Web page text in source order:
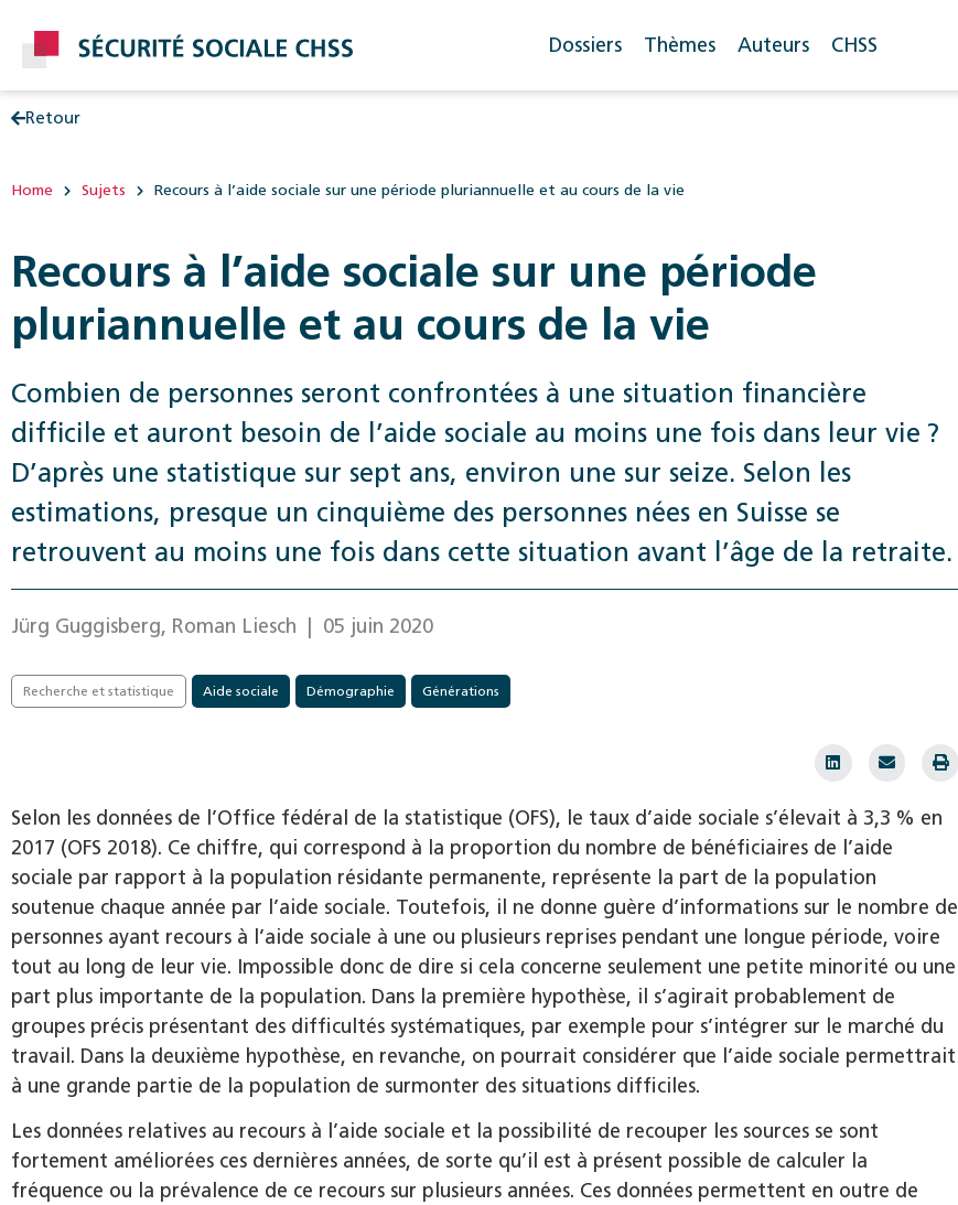
Dossiers Thèmes Auteurs CHSS
Retour
Home Sujets Recours à l’aide sociale sur une période pluriannuelle et au cours de la vie
Recours à l’aide sociale sur une période
pluriannuelle et au cours de la vie
Combien de personnes seront confrontées à une situation financière
difficile et auront besoin de l’aide sociale au moins une fois dans leur vie ?
D’après une statistique sur sept ans, environ une sur seize. Selon les
estimations, presque un cinquième des personnes nées en Suisse se
retrouvent au moins une fois dans cette situation avant l’âge de la retraite.
Jürg Guggisberg, Roman Liesch | 05 juin 2020
Recherche et statistique Aide sociale Démographie Générations
Selon les données de l’Office fédéral de la statistique (OFS), le taux d’aide sociale s’élevait à 3,3 % en
2017 (OFS 2018). Ce chiffre, qui correspond à la proportion du nombre de bénéficiaires de l’aide
sociale par rapport à la population résidante permanente, représente la part de la population
soutenue chaque année par l’aide sociale. Toutefois, il ne donne guère d’informations sur le nombre de
personnes ayant recours à l’aide sociale à une ou plusieurs reprises pendant une longue période, voire
tout au long de leur vie. Impossible donc de dire si cela concerne seulement une petite minorité ou une
part plus importante de la population. Dans la première hypothèse, il s’agirait probablement de
groupes précis présentant des difficultés systématiques, par exemple pour s’intégrer sur le marché du
travail. Dans la deuxième hypothèse, en revanche, on pourrait considérer que l’aide sociale permettrait
à une grande partie de la population de surmonter des situations difficiles.
Les données relatives au recours à l’aide sociale et la possibilité de recouper les sources se sont
fortement améliorées ces dernières années, de sorte qu’il est à présent possible de calculer la
fréquence ou la prévalence de ce recours sur plusieurs années. Ces données permettent en outre de